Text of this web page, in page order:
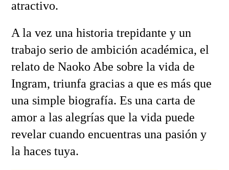
atractivo.
A la vez una historia trepidante y un
trabajo serio de ambición académica, el
relato de Naoko Abe sobre la vida de
Ingram, triunfa gracias a que es más que
una simple biografía. Es una carta de
amor a las alegrías que la vida puede
revelar cuando encuentras una pasión y
la haces tuya.